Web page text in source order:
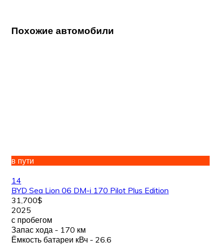
Похожие автомобили
в пути
14
BYD Sea Lion 06 DM-i 170 Pilot Plus Edition
31,700$
2025
с пробегом
Запас хода - 170 км
Ёмкость батареи кВч - 26.6